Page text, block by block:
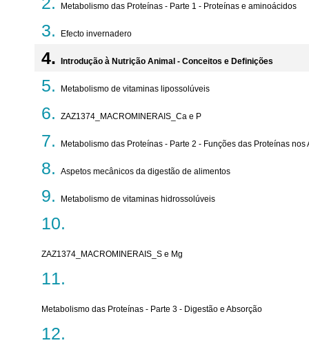
Metabolismo das Proteínas - Parte 1 - Proteínas e aminoácidos
Efecto invernadero
Introdução à Nutrição Animal - Conceitos e Definições
Metabolismo de vitaminas lipossolúveis
ZAZ1374_MACROMINERAIS_Ca e P
Metabolismo das Proteínas - Parte 2 - Funções das Proteínas nos
Aspetos mecânicos da digestão de alimentos
Metabolismo de vitaminas hidrossolúveis
ZAZ1374_MACROMINERAIS_S e Mg
Metabolismo das Proteínas - Parte 3 - Digestão e Absorção